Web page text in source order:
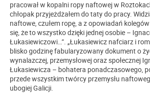
pracował w kopalni ropy naftowej w
chłopak przyjeżdżałem do taty do pracy.
naftowe, czułem ropę, a z opowiadań
się, że to wszystko dzięki jednej osobie –
Łukasiewiczowi…”. „Łukasiewicz nafciarz i
blisko godzinę fabularyzowany dokument o
wynalazczej, przemysłowej oraz społecznej
Łukasiewicza – bohatera ponadczasowego,
przede wszystkim twórcy przemysłu
ubogiej Galicji.